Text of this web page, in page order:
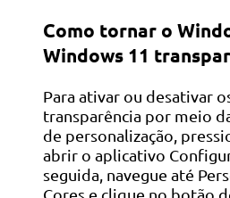
Como tornar o
Windows 11
Para ativar ou desativar
transparência por meio
de personalização,
abrir o aplicativo
seguida, navegue até